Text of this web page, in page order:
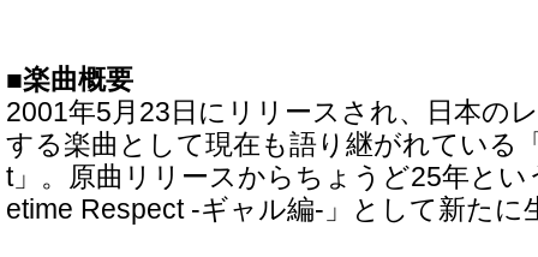
■楽曲概要
2001年5月23日にリリースされ、日本の
する楽曲として現在も語り継がれている
t」。原曲リリースからちょうど25年とい
etime Respect -ギャル編-」として新たに